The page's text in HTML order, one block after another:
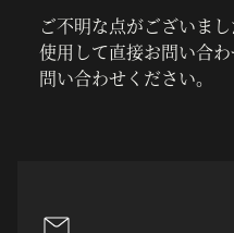
ご不明な点がございま
使用して直接お問い合
問い合わせください。